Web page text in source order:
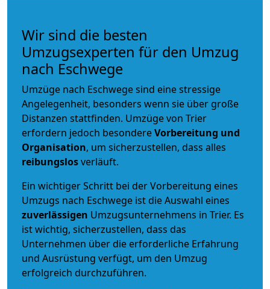
Wir sind die besten
Umzugsexperten für den Umzug
nach Eschwege
Umzüge nach Eschwege sind eine stressige
Angelegenheit, besonders wenn sie über große
Distanzen stattfinden. Umzüge von Trier
erfordern jedoch besondereVorbereitung und
Organisation, um sicherzustellen, dass alles
reibungslosverläuft.
Ein wichtiger Schritt bei der Vorbereitung eines
Umzugs nach Eschwege ist die Auswahl eines
zuverlässigen Umzugsunternehmens in Trier. Es
ist wichtig, sicherzustellen, dass das
Unternehmen über die erforderliche Erfahrung
und Ausrüstung verfügt, um den Umzug
erfolgreich durchzuführen.